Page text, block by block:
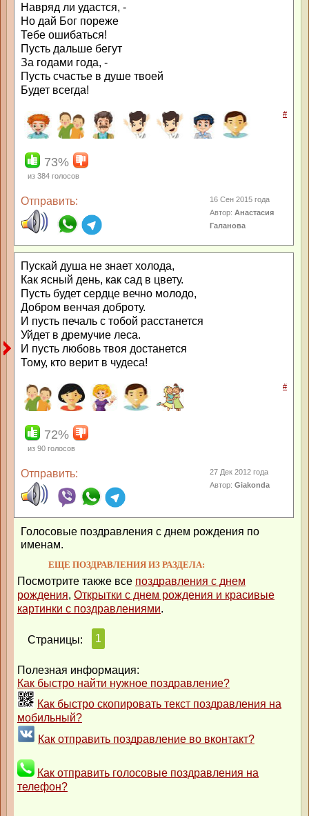
Навряд ли удастся, -
Но дай Бог пореже
Тебе ошибаться!
Пусть дальше бегут
За годами года, -
Пусть счастье в душе твоей
Будет всегда!
#
73%
из 384 голосов
Отправить:
16 Сен 2015 года
Автор:Анастасия
Галанова
Пускай душа не знает холода,
Как ясный день, как сад в цвету.
Пусть будет сердце вечно молодо,
Добром венчая доброту.
И пусть печаль с тобой расстанется
Уйдет в дремучие леса.
И пусть любовь твоя достанется
Тому, кто верит в чудеса!
#
72%
из 90 голосов
Отправить:
27 Дек 2012 года
Автор:Giakonda
Голосовые поздравления с днем рождения по
именам.
ЕЩЕ ПОЗДРАВЛЕНИЯ ИЗ РАЗДЕЛА:
Посмотрите также все поздравления с днем
рождения, Открытки с днем рождения и красивые
картинки с поздравлениями.
Страницы: 1
Полезная информация:
Как быстро найти нужное поздравление?
Как быстро скопировать текст поздравления на
мобильный?
Как отправить поздравление во вконтакт?
Как отправить голосовые поздравления на
телефон?